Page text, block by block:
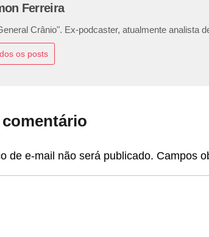
Ferreira
Crânio". Ex-podcaster, atualmente analista
os posts
de e-mail não será publicado. Campos